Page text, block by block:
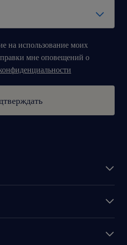
на использование моих
мне оповещений о